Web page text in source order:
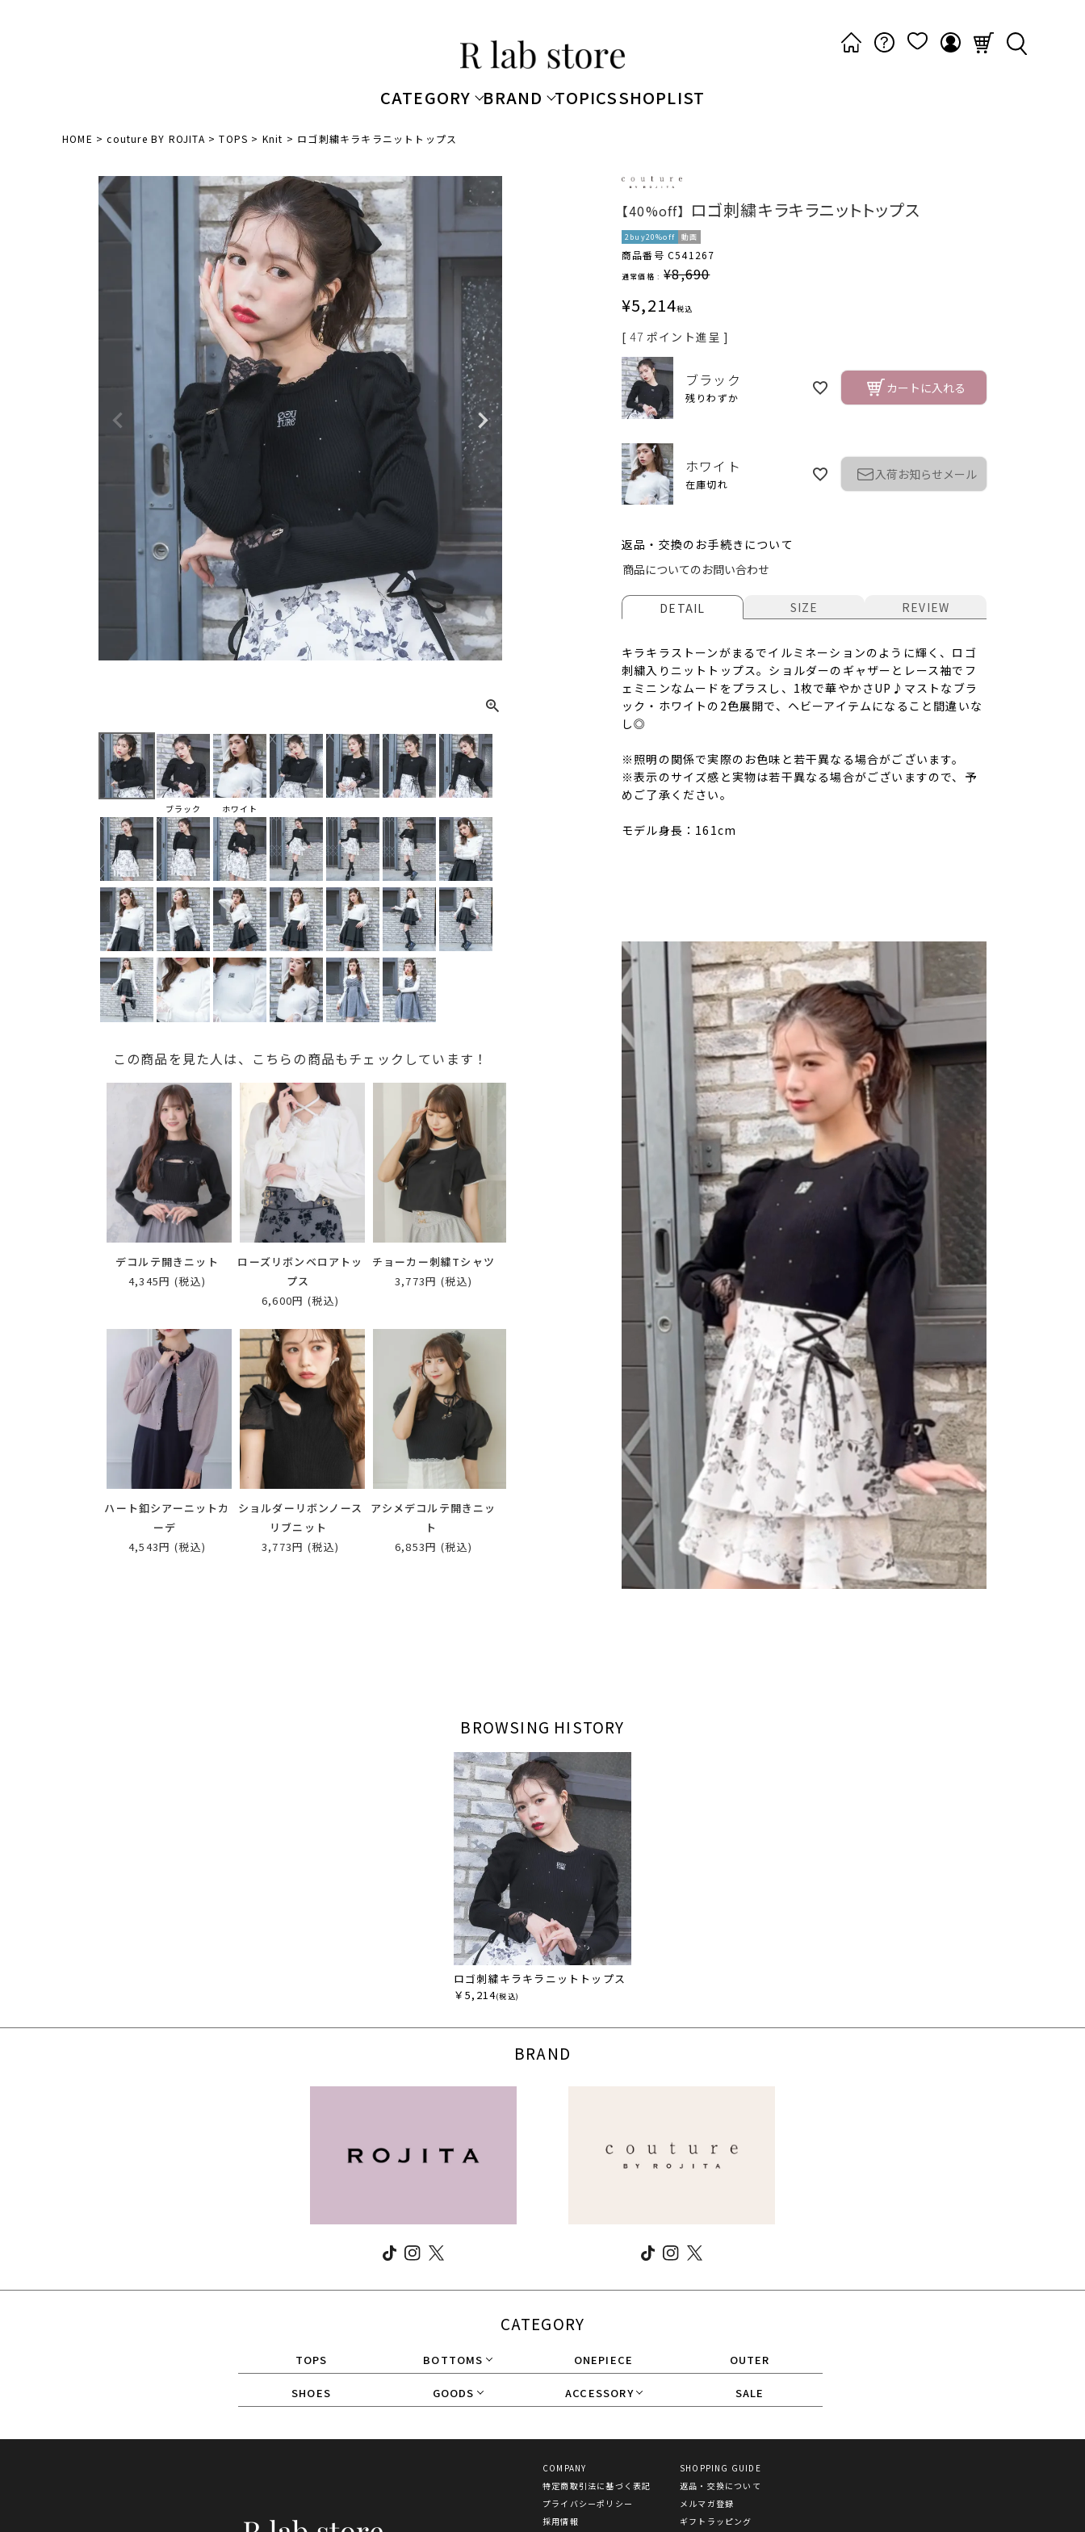
CATEGORY BRAND TOPICSSHOPLIST
HOME couture BY ROJITA TOPS Knit ロゴ刺繍キラキラニットトップス
ブラック
ブラック ホワイト
この商品を見た人は、こちらの商品もチェックしています！
デコルテ開きニット
4,345円 (税込)
ローズリボンベロアトッ
プス
6,600円 (税込)
チョーカー刺繍Tシャツ
3,773円 (税込)
ハート釦シアーニットカ
ーデ
4,543円 (税込)
ショルダーリボンノース
リブニット
3,773円 (税込)
アシメデコルテ開きニッ
ト
6,853円 (税込)
【40%off】 ロゴ刺繍キラキラニットトップス
2buy20%off 動画
商品番号 C541267
通常価格 : ¥8,690
¥5,214税込
[ 47 ポイント進呈 ]
ブラック
残りわずか
カートに入れる
ホワイト
在庫切れ
入荷お知らせメール
返品・交換のお手続きについて
商品についてのお問い合わせ
DETAIL SIZE REVIEW
キラキラストーンがまるでイルミネーションのように輝く、ロゴ
刺繍入りニットトップス。ショルダーのギャザーとレース袖でフ
ェミニンなムードをプラスし、1枚で華やかさUP♪マストなブラ
ック・ホワイトの2色展開で、ヘビーアイテムになること間違いな
し◎
※照明の関係で実際のお色味と若干異なる場合がございます。
※表示のサイズ感と実物は若干異なる場合がございますので、予
めご了承ください。
モデル身長：161cm
BROWSING HISTORY
ロゴ刺繍キラキラニットトップス
￥5,214(税込)
BRAND
CATEGORY
TOPS BOTTOMS ONEPIECE OUTER
SHOES GOODS ACCESSORY SALE
COMPANY
SHOPPING GUIDE
特定商取引法に基づく表記
返品・交換について
プライバシーポリシー
メルマガ登録
採用情報
ギフトラッピング